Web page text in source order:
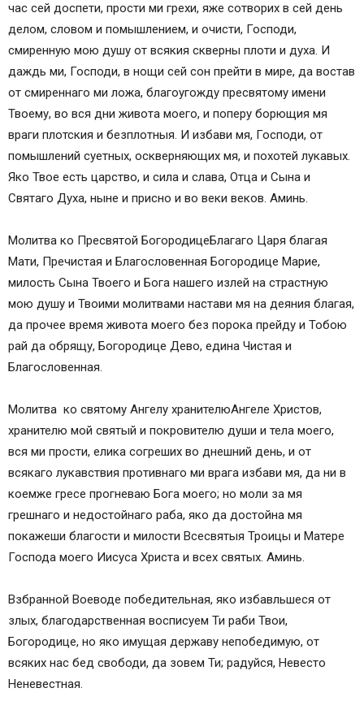
час сей доспети, прости ми грехи, яже сотворих в сей день
делом, словом и помышлением, и очисти, Господи,
смиренную мою душу от всякия скверны плоти и духа. И
даждь ми, Господи, в нощи сей сон прейти в мире, да востав
от смиреннаго ми ложа, благоугожду пресвятому имени
Твоему, во вся дни живота моего, и поперу борющия мя
враги плотския и безплотныя. И избави мя, Господи, от
помышлений суетных, оскверняющих мя, и похотей лукавых.
Яко Твое есть царство, и сила и слава, Отца и Сына и
Святаго Духа, ныне и присно и во веки веков. Аминь.
Молитва ко Пресвятой БогородицеБлагаго Царя благая
Мати, Пречистая и Благословенная Богородице Марие,
милость Сына Твоего и Бога нашего излей на страстную
мою душу и Твоими молитвами настави мя на деяния благая,
да прочее время живота моего без порока прейду и Тобою
рай да обрящу, Богородице Дево, едина Чистая и
Благословенная.
Молитва ко святому Ангелу хранителюАнгеле Христов,
хранителю мой святый и покровителю души и тела моего,
вся ми прости, елика согреших во днешний день, и от
всякаго лукавствия противнаго ми врага избави мя, да ни в
коемже гресе прогневаю Бога моего; но моли за мя
грешнаго и недостойнаго раба, яко да достойна мя
покажеши благости и милости Всесвятыя Троицы и Матере
Господа моего Иисуса Христа и всех святых. Аминь.
Взбранной Воеводе победительная, яко избавльшеся от
злых, благодарственная восписуем Ти раби Твои,
Богородице, но яко имущая державу непобедимую, от
всяких нас бед свободи, да зовем Ти; радуйся, Невесто
Неневестная.